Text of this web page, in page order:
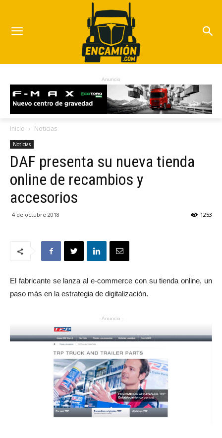
Anuncio
Inicio Noticias
Noticias
DAF presenta su nueva tienda
online de recambios y
accesorios
4 de octubre 2018 1253
El fabricante se lanza al e-commerce con su tienda online, un
paso más en la estrategia de digitalización.
- Anuncio -